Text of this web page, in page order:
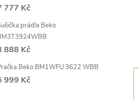
777 Kč
prádla Beko
888 Kč
Beko BM1WFU 3622 WBB
999 Kč